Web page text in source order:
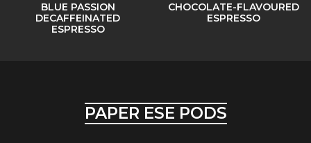
BLUE PASSION
DECAFFEINATED
ESPRESSO
CHOCOLATE-FLAVOURED
ESPRESSO
PAPER ESE PODS